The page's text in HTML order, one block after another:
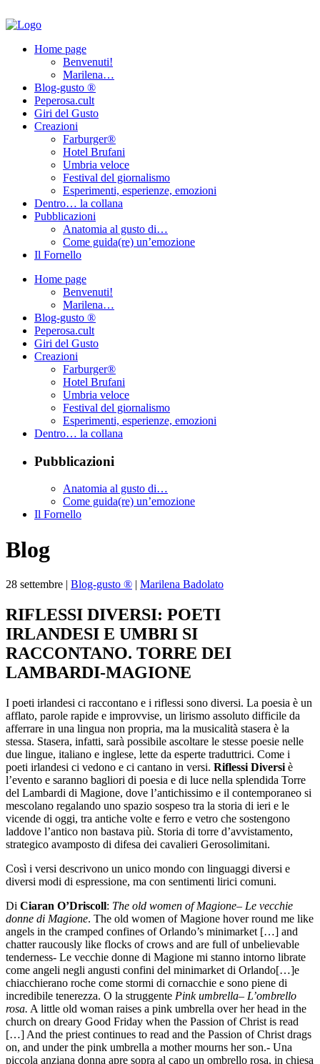
Home page
Benvenuti!
Marilena…
Blog-gusto ®
Peperosa.cult
Giri del Gusto
Creazioni
Farburger®
Hotel Brufani
Umbria veloce
Festival del giornalismo
Esperimenti, esperienze, emozioni
Dentro… la collana
Pubblicazioni
Anatomia al gusto di…
Come guida(re) un’emozione
Il Fornello
Home page
Benvenuti!
Marilena…
Blog-gusto ®
Peperosa.cult
Giri del Gusto
Creazioni
Farburger®
Hotel Brufani
Umbria veloce
Festival del giornalismo
Esperimenti, esperienze, emozioni
Dentro… la collana
Pubblicazioni
Anatomia al gusto di…
Come guida(re) un’emozione
Il Fornello
Blog
28 settembre | Blog-gusto ® | Marilena Badolato
RIFLESSI DIVERSI: POETI
IRLANDESI E UMBRI SI
RACCONTANO. TORRE DEI
LAMBARDI-MAGIONE
I poeti irlandesi ci raccontano e i riflessi sono diversi. La poesia è un
afflato, parole rapide e improvvise, un lirismo assoluto difficile da
afferrare in una lingua non propria, ma la musicalità stasera è la
stessa. Stasera, infatti, sarà possibile ascoltare le stesse poesie nelle
due lingue, italiano e inglese, lette da esperte traduttrici. Come i
poeti irlandesi ci vedono e ci cantano in versi. Riflessi Diversi è
l’evento e saranno bagliori di poesia e di luce nella splendida Torre
del Lambardi di Magione, dove l’antichissimo e il contemporaneo si
mescolano regalando uno spazio sospeso tra la storia di ieri e le
vicende di oggi, tra antiche volte e ferro e vetro che sostengono
laddove l’antico non bastava più. Storia di torre d’avvistamento,
strategico avamposto di difesa dei cavalieri Gerosolimitani.
Così i versi descrivono un unico mondo con linguaggi diversi e
diversi modi di espressione, ma con sentimenti lirici comuni.
Di Ciaran O’Driscoll: The old women of Magione– Le vecchie
donne di Magione. The old women of Magione hover round me like
angels in the cramped confines of Orlando’s minimarket […] and
chatter raucously like flocks of crows and are full of unbelievable
tenderness- Le vecchie donne di Magione mi stanno intorno librate
come angeli negli angusti confini del minimarket di Orlando[…]e
chiacchierano roche come stormi di cornacchie e sono piene di
incredibile tenerezza. O la struggente Pink umbrella– L’ombrello
rosa. A little old woman raises a pink umbrella over her head in the
church on dreary Good Friday when the Passion of Christ is read
[…] And the priest continues to read and the Passion of Christ drags
on, and under the pink umbrella a mother mourns her son.- Una
piccola anziana donna apre sopra al capo un ombrello rosa, in chiesa